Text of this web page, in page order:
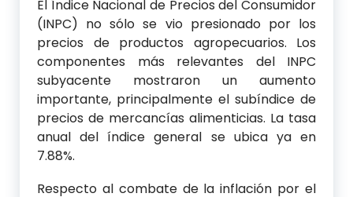
El Índice Nacional de Precios del Consumidor
(INPC) no sólo se vio presionado por los
precios de productos agropecuarios. Los
componentes más relevantes del INPC
subyacente mostraron un aumento
importante, principalmente el subíndice de
precios de mercancías alimenticias. La tasa
anual del índice general se ubica ya en
7.88%.
Respecto al combate de la inflación por el